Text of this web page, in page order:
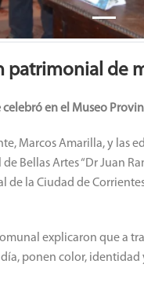
patrimonial de
en el Museo
Marcos Amarilla, y las
Bellas Artes “Dr Juan
de la Ciudad de
explicaron que a
ponen color, identidad